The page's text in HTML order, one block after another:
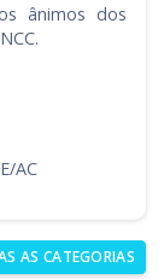
ânimos dos
AC
AS CATEGORIAS